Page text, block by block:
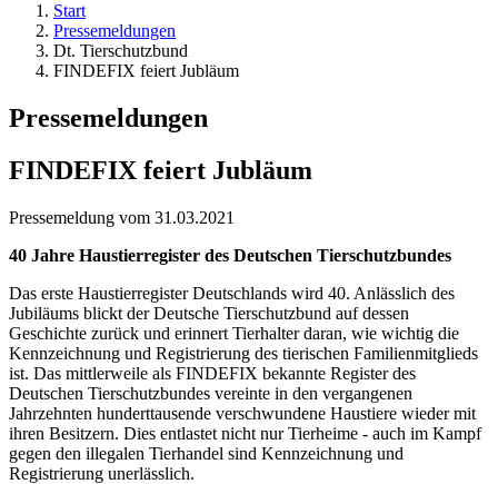
Start
Pressemeldungen
Dt. Tierschutzbund
FINDEFIX feiert Jubläum
Pressemeldungen
FINDEFIX feiert Jubläum
Pressemeldung vom 31.03.2021
40 Jahre Haustierregister des Deutschen Tierschutzbundes
Das erste Haustierregister Deutschlands wird 40. Anlässlich des
Jubiläums blickt der Deutsche Tierschutzbund auf dessen
Geschichte zurück und erinnert Tierhalter daran, wie wichtig die
Kennzeichnung und Registrierung des tierischen Familienmitglieds
ist. Das mittlerweile als FINDEFIX bekannte Register des
Deutschen Tierschutzbundes vereinte in den vergangenen
Jahrzehnten hunderttausende verschwundene Haustiere wieder mit
ihren Besitzern. Dies entlastet nicht nur Tierheime - auch im Kampf
gegen den illegalen Tierhandel sind Kennzeichnung und
Registrierung unerlässlich.